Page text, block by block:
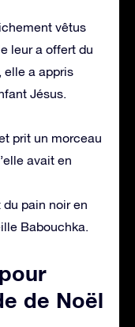
vêtus
leur a offert du
elle a appris
Jésus.
prit un morceau
avait en
pain noir en
Babouchka.
de Noël